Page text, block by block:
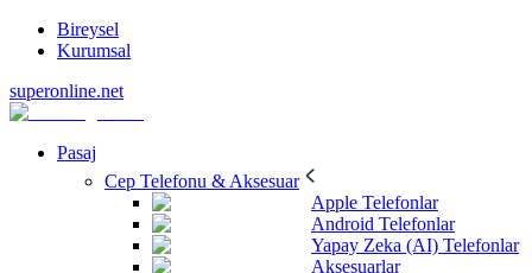
Bireysel
Kurumsal
superonline.net
Pasaj
Cep Telefonu & Aksesuar
Apple Telefonlar
Android Telefonlar
Yapay Zeka (AI) Telefonlar
Aksesuarlar